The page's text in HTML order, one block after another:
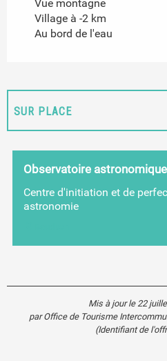
Vue montagne
Village à -2 km
Au bord de l'eau
SUR PLACE
EN LIEN AVEC
EST ORGANISÉ DANS LE
Observatoire
Centre d'initiation et de
astronomie
Mis à jour le 22
par Office de Tourisme
(Identifiant de